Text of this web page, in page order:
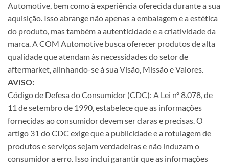
Automotive, bem como à experiência oferecida durante a sua
aquisição. Isso abrange não apenas a embalagem e a estética
do produto, mas também a autenticidade e a criatividade da
marca. A COM Automotive busca oferecer produtos de alta
qualidade que atendam às necessidades do setor de
aftermarket, alinhando-se à sua Visão, Missão e Valores.
AVISO:
Código de Defesa do Consumidor (CDC): A Lei nº 8.078, de
11 de setembro de 1990, estabelece que as informações
fornecidas ao consumidor devem ser claras e precisas. O
artigo 31 do CDC exige que a publicidade e a rotulagem de
produtos e serviços sejam verdadeiras e não induzam o
consumidor a erro. Isso inclui garantir que as informações